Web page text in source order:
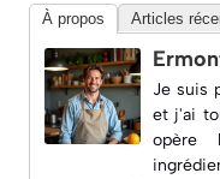
À propos Articles
Je suis
et j'ai
opère